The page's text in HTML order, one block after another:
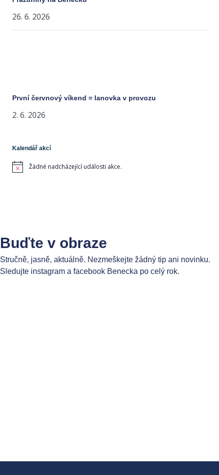
26. 6. 2026
První červnový víkend = lanovka v provozu
2. 6. 2026
Kalendář akcí
NoticeŽádné nadcházející události akce.
Buďte v obraze
Stručně, jasně, aktuálně. Nezmeškejte žádný tip ani novinku.
Sledujte instagram a facebook Benecka po celý rok.